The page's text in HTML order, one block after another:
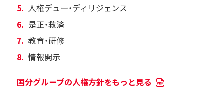
人権デュー・ディリジェンス
是正・救済
教育・研修
情報開示
国分グループの人権方針をもっと見る